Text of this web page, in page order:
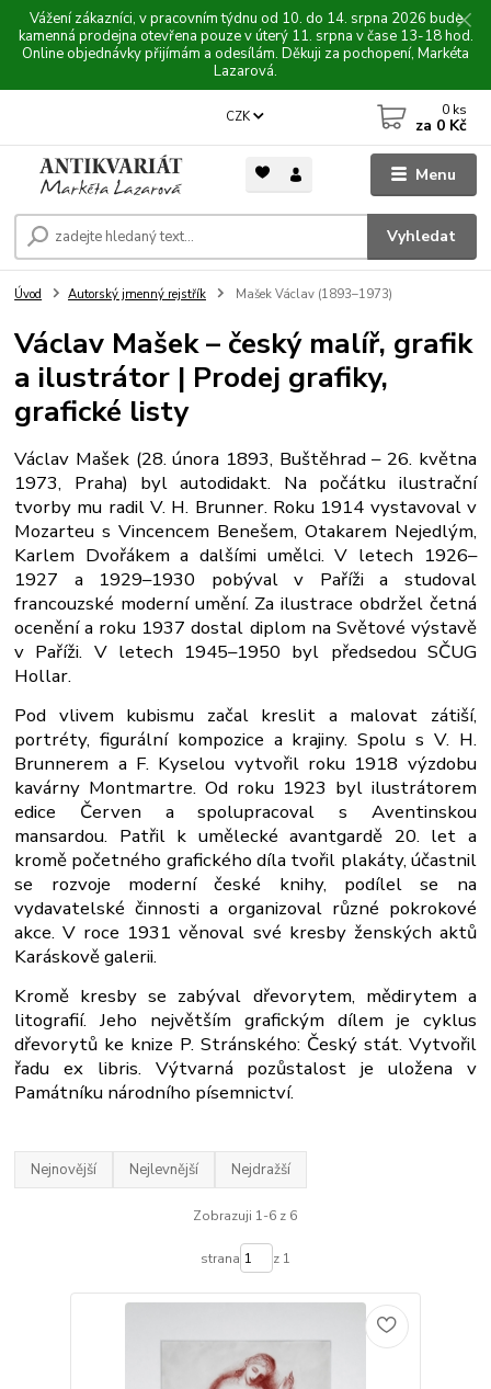
Vážení zákazníci, v pracovním týdnu od 10. do 14. srpna 2026 bude
kamenná prodejna otevřena pouze v úterý 11. srpna v čase 13-18 hod.
Online objednávky přijímám a odesílám. Děkuji za pochopení, Markéta
Lazarová.
Menu
CZK
Vyhledat
0 ks
za 0 Kč
Úvod Autorský jmenný rejstřík Mašek Václav (1893–1973)
Václav Mašek – český malíř, grafik
a ilustrátor | Prodej grafiky,
grafické listy
Václav Mašek (28. února 1893, Buštěhrad – 26. května
1973, Praha) byl autodidakt. Na počátku ilustrační
tvorby mu radil V. H. Brunner. Roku 1914 vystavoval v
Mozarteu s Vincencem Benešem, Otakarem Nejedlým,
Karlem Dvořákem a dalšími umělci. V letech 1926–
1927 a 1929–1930 pobýval v Paříži a studoval
francouzské moderní umění. Za ilustrace obdržel četná
ocenění a roku 1937 dostal diplom na Světové výstavě
v Paříži. V letech 1945–1950 byl předsedou SČUG
Hollar.
Pod vlivem kubismu začal kreslit a malovat zátiší,
portréty, figurální kompozice a krajiny. Spolu s V. H.
Brunnerem a F. Kyselou vytvořil roku 1918 výzdobu
kavárny Montmartre. Od roku 1923 byl ilustrátorem
edice Červen a spolupracoval s Aventinskou
mansardou. Patřil k umělecké avantgardě 20. let a
kromě početného grafického díla tvořil plakáty, účastnil
se rozvoje moderní české knihy, podílel se na
vydavatelské činnosti a organizoval různé pokrokové
akce. V roce 1931 věnoval své kresby ženských aktů
Karáskově galerii.
Kromě kresby se zabýval dřevorytem, mědirytem a
litografií. Jeho největším grafickým dílem je cyklus
dřevorytů ke knize P. Stránského: Český stát. Vytvořil
řadu ex libris. Výtvarná pozůstalost je uložena v
Památníku národního písemnictví.
Nejnovější Nejlevnější Nejdražší
Zobrazuji 1-6 z 6
strana z 1